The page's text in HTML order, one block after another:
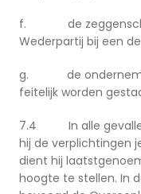
f. de
Wederpartij bij een
g. de
feitelijk worden
7.4 In alle gevallen
hij de verplichtingen
dient hij
hoogte te stellen. In